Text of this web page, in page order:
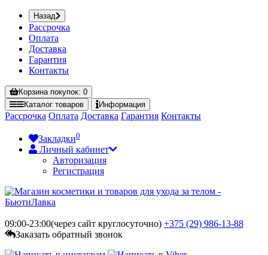
Назад
Рассрочка
Оплата
Доставка
Гарантия
Контакты
Корзинапокупок: 0
Каталог товаров Информация
Рассрочка Оплата Доставка Гарантия Контакты
Закладки0
Личный кабинет
Авторизация
Регистрация
09:00-23:00(через сайт круглосуточно) +375 (29) 986-13-88
Заказать обратный звонок